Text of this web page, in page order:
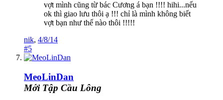
vợt mình cũng từ bác Cương á bạn !!!! hihi...nếu
ok thì giao lưu thôi ạ !!! chỉ là mình không biết
vợt bạn như thế nào thôi !!!!!
nik, 4/8/14
#5
MeoLinDan
Mới Tập Cầu Lông